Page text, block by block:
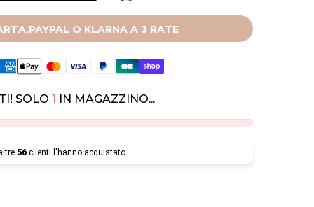
O KLARNA A 3 RATE
SOLO 1 IN MAGAZZINO...
56 clienti l'hanno acquistato